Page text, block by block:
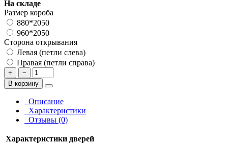
На складе
Размер короба
880*2050
960*2050
Сторона открывания
Левая (петли слева)
Правая (петли справа)
+
−
В корзину
Описание
Характеристики
Отзывы (0)
Характеристики дверей